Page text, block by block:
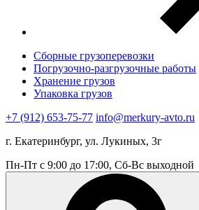
Сборные грузоперевозки
Погрузочно-разгрузочные работы
Хранение грузов
Упаковка грузов
+7 (912) 653-75-77 info@merkury-avto.ru
г. Екатеринбург, ул. Лукиных, 3г
Пн-Пт с 9:00 до 17:00, Сб-Вс выходной